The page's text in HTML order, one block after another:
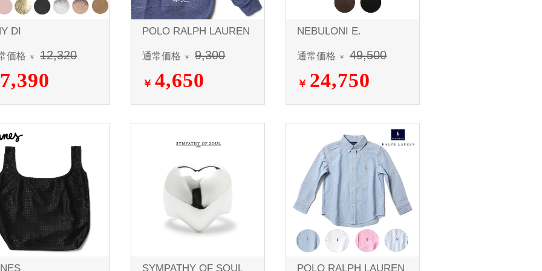
DI
価格 ￥ 12,320
7,390
POLO RALPH LAUREN
通常価格 ￥ 9,300
￥ 4,650
NEBULONI E.
通常価格 ￥ 49,500
￥ 24,750
SYMPATHY OF SOUL POLO RALPH LAUREN